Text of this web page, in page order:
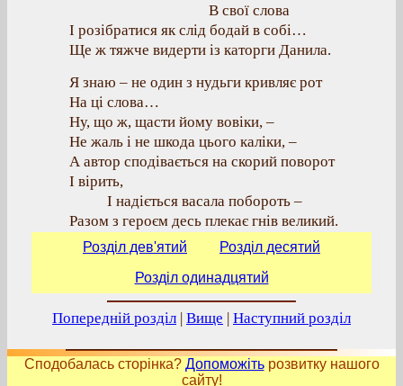
В свої слова
І розібратися як слід бодай в собі…
Ще ж тяжче видерти із каторги Данила.
Я знаю – не один з нудьги кривляє рот
На ці слова…
Ну, що ж, щасти йому вовіки, –
Не жаль і не шкода цього каліки, –
А автор сподівається на скорий поворот
І вірить,
І надіється васала побороть –
Разом з героєм десь плекає гнів великий.
Розділ дев'ятий
Розділ десятий
Розділ одинадцятий
Попередній розділ | Вище | Наступний розділ
Сподобалась сторінка? Допоможітьрозвитку нашого
сайту!